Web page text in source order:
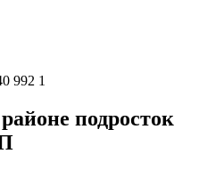
992 1
подросток